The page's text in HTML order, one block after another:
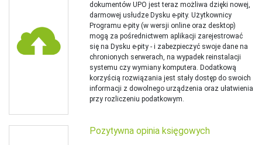
dokumentów UPO jest teraz możliwa dzięki nowej,
darmowej usłudze Dysku e‑pity. Użytkownicy
Programu e‑pity (w wersji online oraz desktop)
mogą za pośrednictwem aplikacji zarejestrować
się na Dysku e-pity - i zabezpieczyć swoje dane na
chronionych serwerach, na wypadek reinstalacji
systemu czy wymiany komputera. Dodatkową
korzyścią rozwiązania jest stały dostęp do swoich
informacji z dowolnego urządzenia oraz ułatwienia
przy rozliczeniu podatkowym.
Pozytywna opinia księgowych